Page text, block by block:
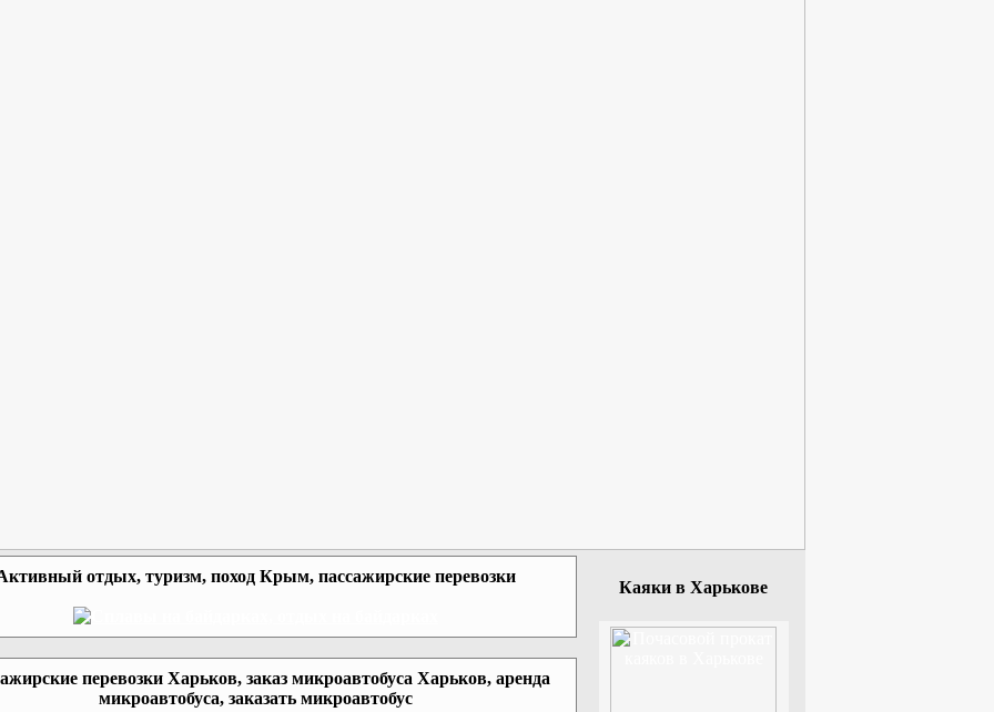
отдых, туризм, поход Крым, пассажирские перевозки
перевозки Харьков, заказ микроавтобуса Харьков, аренда
микроавтобуса, заказать микроавтобус
Каяки в Харькове